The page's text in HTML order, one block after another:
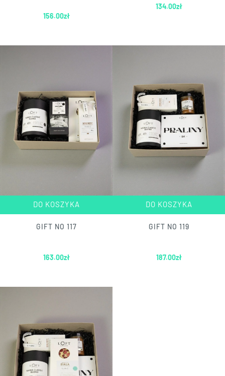
156.00zł
134.00zł
DO KOSZYKA
GIFT NO 117
163.00zł
DO KOSZYKA
GIFT NO 119
187.00zł